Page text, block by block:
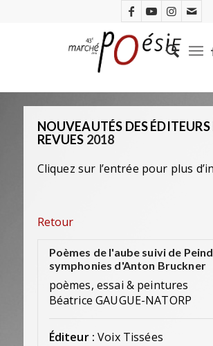
NOUVEAUTÉS DES ÉDITEURS
REVUES 2018
Cliquez sur l’entrée pour plus
Retour
Poèmes de l'aube suivi de
symphonies d'Anton Bruckner
poèmes, essai & peintures
Béatrice GAUGUE-NATORP
Éditeur : Voix Tissées